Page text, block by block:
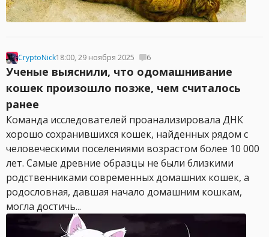
CryptoNick18:00, 29 ноября 2025 6
Ученые выяснили, что одомашнивание
кошек произошло позже, чем считалось
ранее
Команда исследователей проанализировала ДНК
хорошо сохранившихся кошек, найденных рядом с
человеческими поселениями возрастом более 10 000
лет. Самые древние образцы не были близкими
родственниками современных домашних кошек, а
родословная, давшая начало домашним кошкам,
могла достичь...